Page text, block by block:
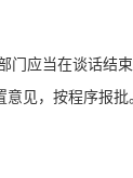
门应当在谈话结
意见，按程序报